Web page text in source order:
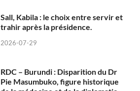
Sall, Kabila : le choix entre servir et
trahir après la présidence.
2026-07-29
RDC – Burundi : Disparition du Dr
Pie Masumbuko, figure historique